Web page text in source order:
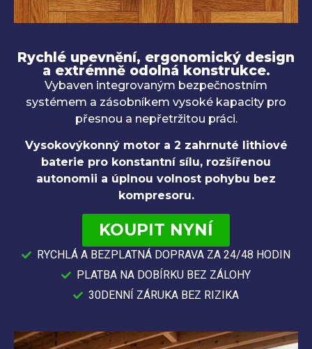
Rychlé upevnění, ergonomický design
a extrémně odolná konstrukce.
Vybaven integrovaným bezpečnostním
systémem a zásobníkem vysoké kapacity pro
přesnou a nepřetržitou práci.
Vysokovýkonný motor a 2 zahrnuté lithiové
baterie pro konstantní sílu, rozšířenou
autonomii a úplnou volnost pohybu bez
kompresoru.
KOUPIT NYNÍ
RYCHLÁ A BEZPLATNÁ DOPRAVA ZA 24/48 HODIN
PLATBA NA DOBÍRKU BEZ ZÁLOHY
30DENNÍ ZÁRUKA BEZ RIZIKA